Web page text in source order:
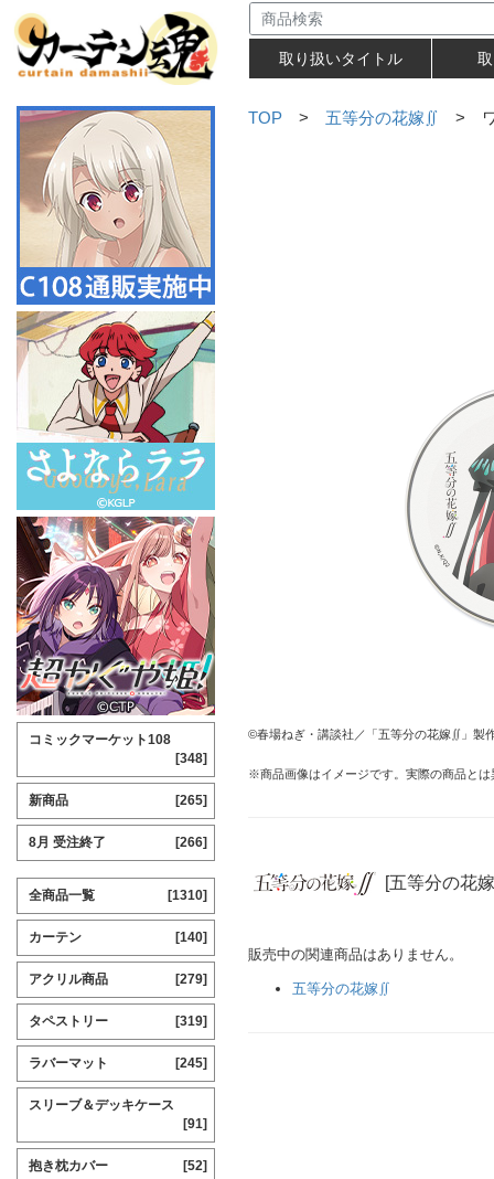
取り扱いタイトル
TOP > 五等分の花嫁∬ > ワ
©春場ねぎ・講談社／「五等分の花嫁∬」製
※商品画像はイメージです。実際の商品と
[五等分の花
販売中の関連商品はありません。
五等分の花嫁∬
コミックマーケット108
[348]
新商品 [265]
8月 受注終了 [266]
全商品一覧 [1310]
カーテン [140]
アクリル商品 [279]
タペストリー [319]
ラバーマット [245]
スリーブ＆デッキケース
[91]
抱き枕カバー [52]